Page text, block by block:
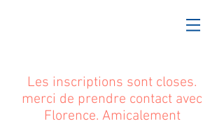
Les inscriptions sont closes.
merci de prendre contact avec
Florence. Amicalement